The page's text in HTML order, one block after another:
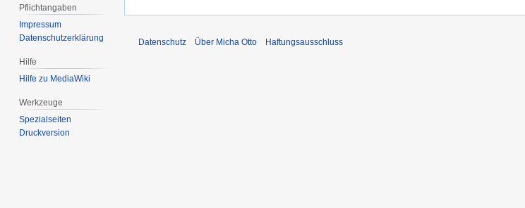
Pflichtangaben
Impressum
Datenschutzerklärung
Hilfe
Hilfe zu MediaWiki
Werkzeuge
Spezialseiten
Druckversion
Datenschutz Über Micha Otto Haftungsausschluss